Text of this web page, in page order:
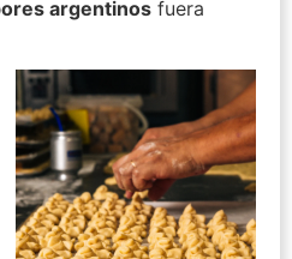
argentinos fuera